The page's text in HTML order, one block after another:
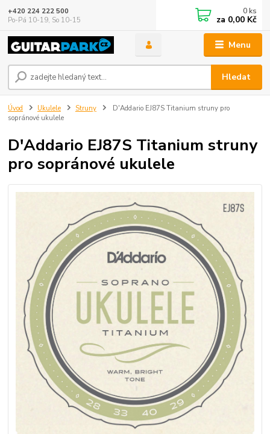
Menu
Hledat
+420 224 222 500
Po-Pá 10-19, So 10-15
0 ks
za 0,00 Kč
Úvod Ukulele Struny
D'Addario EJ87S Titanium struny pro
sopránové ukulele
D'Addario EJ87S Titanium struny
pro sopránové ukulele